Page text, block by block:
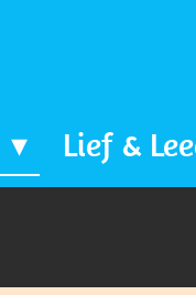
Lief &